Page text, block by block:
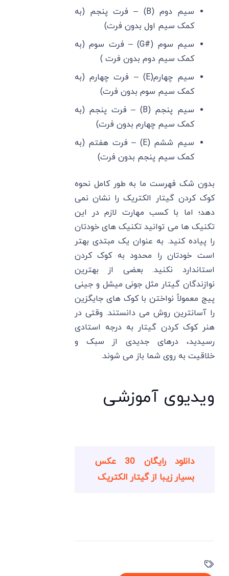
سیم دوم (B) – فرت پنجم (به
کمک سیم اول بدون فرت)
سیم سوم (#G) – فرت سوم (به
کمک سیم دوم بدون فرت )
سیم چهارم(E) – فرت چهارم (به
کمک سیم سوم بدون فرت)
سیم پنجم (B) – فرت پنجم (به
کمک سیم چهارم بدون فرت)
سیم ششم (E) – فرت هفتم (به
کمک سیم پنجم بدون فرت)
بدون شک فهرست ما به طور کامل نحوه
کوک کردن گیتار الکتریک را نشان نمی
دهد؛ اما با کسب مهارت لازم در این
تکنیک ها می توانید تکنیک های خودتان
را پیاده کنید. به عنوان یک مبتدی بهتر
است خودتان را محدود به کوک کردن
استاندارد نکنید. بعضی از بهترین
نوازندگان گیتار مثل جونی میشل و جینی
پیج معمولاً نواختن با کوک های جایگزین
را آسانترین روش می دانستند. وقتی در
هنر کوک کردن گیتار به درجه استادی
رسیدید، درهای جدیدی از سبک و
خلاقیت به روی شما باز می شوند.
ویدیوی آموزشی
دانلود رایگان 30 عکس
بسیار زیبا از گیتار الکتریک